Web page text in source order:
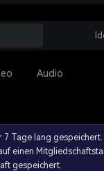
Audio
7 Tage lang gespeichert.
einen
gespeichert.